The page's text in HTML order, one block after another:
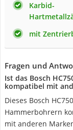
Karbid-
mit
Fragen und
Ist das Bosch
kompatibel mit
Dieses Bosch
Hammerbohrern
mit anderen